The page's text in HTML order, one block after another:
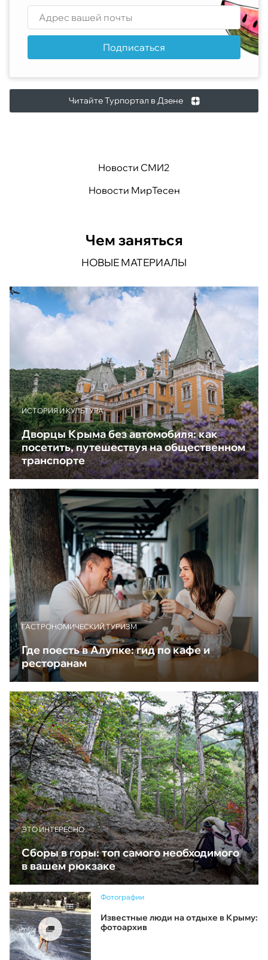
Подписаться
Читайте Турпортал в Дзене
Новости СМИ2
Новости МирТесен
Чем заняться
НОВЫЕ МАТЕРИАЛЫ
ИСТОРИЯ И КУЛЬТУРА
Дворцы Крыма без автомобиля: как
посетить, путешествуя на общественном
транспорте
ГАСТРОНОМИЧЕСКИЙ ТУРИЗМ
Где поесть в Алупке: гид по кафе и
ресторанам
ЭТО ИНТЕРЕСНО
Сборы в горы: топ самого необходимого
в вашем рюкзаке
Фотографии
Известные люди на отдыхе в Крыму:
фотоархив